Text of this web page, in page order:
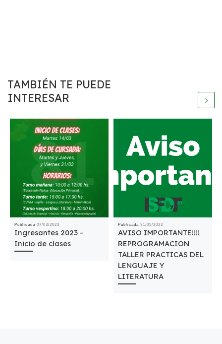
TAMBIÉN TE PUEDE
INTERESAR
Publicada 07/03/2023
Ingresantes 2023 –
Inicio de clases
Publicada 31/05/2023
AVISO IMPORTANTE!!!!
REPROGRAMACION
TALLER PRACTICAS DEL
LENGUAJE Y
LITERATURA